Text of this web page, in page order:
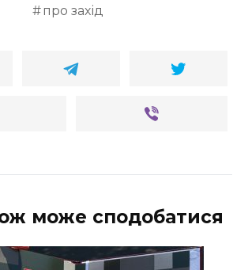
про захід
може сподобатися